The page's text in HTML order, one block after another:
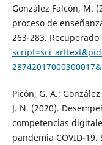
González Falcón, M.
proceso de
263-283. Recuperado
Picón, G. A.;
J. N. (2020).
competencias
pandemia COVID-